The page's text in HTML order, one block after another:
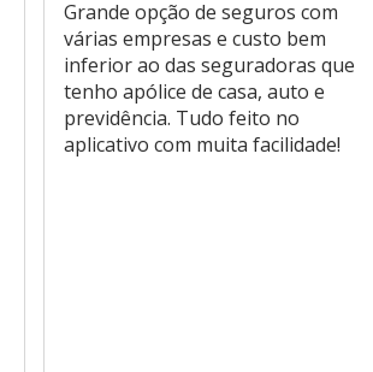
Grande opção de seguros com
várias empresas e custo bem
inferior ao das seguradoras que
tenho apólice de casa, auto e
previdência. Tudo feito no
aplicativo com muita facilidade!